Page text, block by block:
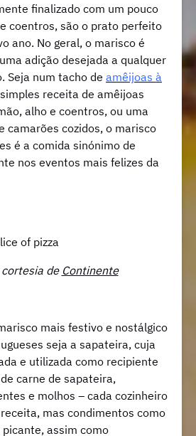
finalizado com um pouco
coentros, são o prato perfeito
ano. No geral, o marisco é
adição desejada a qualquer
Seja num tacho de amêijoas à
receita de amêijoas
alho e coentros, ou uma
camarões cozidos, o marisco
é a comida sinónimo de
nos eventos mais felizes da
de Continente
mais festivo e nostálgico
seja a sapateira, cuja
e utilizada como recipiente
carne de sapateira,
e molhos – cada cozinheiro
mas condimentos como
assim como